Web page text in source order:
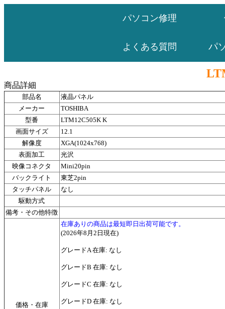
パソコン修理
よくある質問 パ
商品詳細
部品名
液晶パネル
メーカー
TOSHIBA
型番
LTM12C505K K
画面サイズ
12.1
解像度
XGA(1024x768)
表面加工
光沢
映像コネクタ
Mini20pin
バックライト
東芝2pin
タッチパネル
なし
駆動方式
備考・その他特徴
価格・在庫
在庫ありの商品は最短即日出荷可能です。
(2026年8月2日現在)
グレードA 在庫: なし
グレードB 在庫: なし
グレードC 在庫: なし
グレードD 在庫: なし